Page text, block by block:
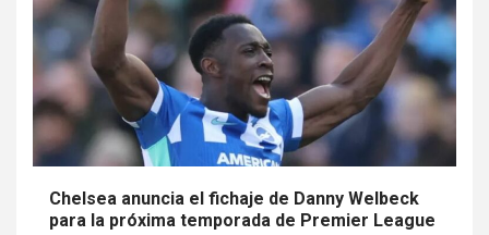
Chelsea anuncia el fichaje de Danny Welbeck
para la próxima temporada de Premier League